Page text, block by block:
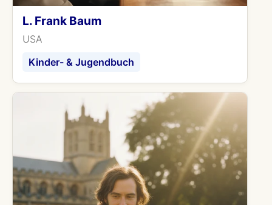
L. Frank Baum
USA
Kinder- & Jugendbuch